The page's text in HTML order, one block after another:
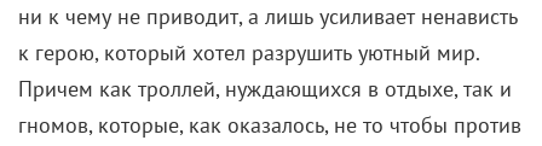
ни к чему не приводит, а лишь усиливает ненависть
к герою, который хотел разрушить уютный мир.
Причем как троллей, нуждающихся в отдыхе, так и
гномов, которые, как оказалось, не то чтобы против